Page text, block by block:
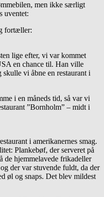
men ikke særligt
uventet:
fortæller:
lige efter, vi var kommet
en chance til. Han ville
vi åbne en restaurant i
i en måneds tid, så var vi
”Bornholm” – midt i
i amerikanernes smag.
Plankebøf, der serveret på
de hjemmelavede frikadeller
der var stuvende fuldt, da der
øl og snaps. Det blev mildest